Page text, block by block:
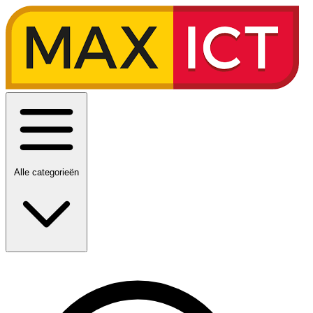
Alle categorieën